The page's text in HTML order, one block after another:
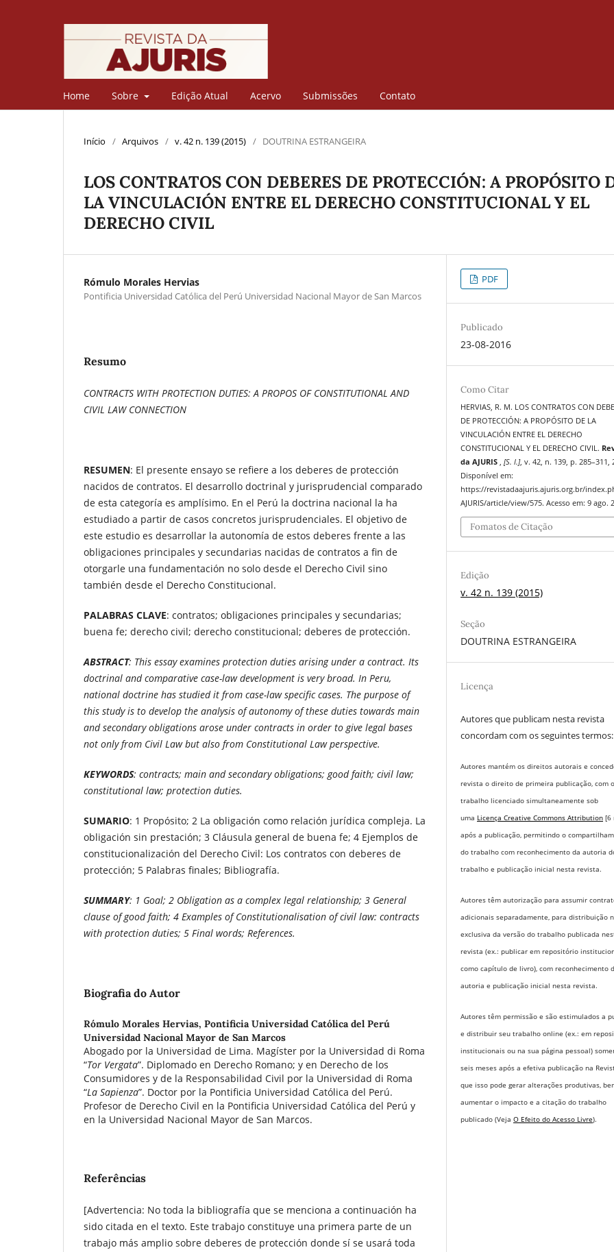
Home Sobre Edição Atual Acervo Submissões Contato
Início / Arquivos / v. 42 n. 139 (2015) / DOUTRINA ESTRANGEIRA
LOS CONTRATOS CON DEBERES DE PROTECCIÓN: A PROPÓSITO
LA VINCULACIÓN ENTRE EL DERECHO CONSTITUCIONAL Y EL
DERECHO CIVIL
Rómulo Morales Hervias
Pontificia Universidad Católica del Perú Universidad Nacional Mayor de San Marcos
Resumo
CONTRACTS WITH PROTECTION DUTIES: A PROPOS OF CONSTITUTIONAL AND
CIVIL LAW CONNECTION
RESUMEN: El presente ensayo se refiere a los deberes de protección
nacidos de contratos. El desarrollo doctrinal y jurisprudencial comparado
de esta categoría es amplísimo. En el Perú la doctrina nacional la ha
estudiado a partir de casos concretos jurisprudenciales. El objetivo de
este estudio es desarrollar la autonomía de estos deberes frente a las
obligaciones principales y secundarias nacidas de contratos a fin de
otorgarle una fundamentación no solo desde el Derecho Civil sino
también desde el Derecho Constitucional.
PALABRAS CLAVE: contratos; obligaciones principales y secundarias;
buena fe; derecho civil; derecho constitucional; deberes de protección.
ABSTRACT: This essay examines protection duties arising under a contract. Its
doctrinal and comparative case-law development is very broad. In Peru,
national doctrine has studied it from case-law specific cases. The purpose of
this study is to develop the analysis of autonomy of these duties towards main
and secondary obligations arose under contracts in order to give legal bases
not only from Civil Law but also from Constitutional Law perspective.
KEYWORDS: contracts; main and secondary obligations; good faith; civil law;
constitutional law; protection duties.
SUMARIO: 1 Propósito; 2 La obligación como relación jurídica compleja. La
obligación sin prestación; 3 Cláusula general de buena fe; 4 Ejemplos de
constitucionalización del Derecho Civil: Los contratos con deberes de
protección; 5 Palabras finales; Bibliografía.
SUMMARY: 1 Goal; 2 Obligation as a complex legal relationship; 3 General
clause of good faith; 4 Examples of Constitutionalisation of civil law: contracts
with protection duties; 5 Final words; References.
Biografia do Autor
Rómulo Morales Hervias, Pontificia Universidad Católica del Perú
Universidad Nacional Mayor de San Marcos
Abogado por la Universidad de Lima. Magíster por la Universidad di Roma
“Tor Vergata”. Diplomado en Derecho Romano; y en Derecho de los
Consumidores y de la Responsabilidad Civil por la Universidad di Roma
“La Sapienza”. Doctor por la Pontificia Universidad Católica del Perú.
Profesor de Derecho Civil en la Pontificia Universidad Católica del Perú y
en la Universidad Nacional Mayor de San Marcos.
Referências
[Advertencia: No toda la bibliografía que se menciona a continuación ha
sido citada en el texto. Este trabajo constituye una primera parte de un
trabajo más amplio sobre deberes de protección donde sí se usará toda
PDF
Publicado
23-08-2016
Como Citar
HERVIAS, R. M. LOS CONTRATOS CON
DE PROTECCIÓN: A PROPÓSITO DE LA
VINCULACIÓN ENTRE EL DERECHO
CONSTITUCIONAL Y EL DERECHO CIVIL.
da AJURIS,[S. l.], v. 42, n. 139, p. 285–311,
Disponível em:
https://revistadaajuris.ajuris.org.br/
AJURIS/article/view/575. Acesso em: 9 ago.
Fomatos de Citação
Edição
v. 42 n. 139 (2015)
Seção
DOUTRINA ESTRANGEIRA
Licença
Autores que publicam nesta revista
concordam com os seguintes termos:
Autores mantém os direitos autorais e
revista o direito de primeira publicação, com o
trabalho licenciado simultaneamente sob
uma Licença Creative Commons Attribution [6
após a publicação, permitindo o
do trabalho com reconhecimento da autoria
trabalho e publicação inicial nesta revista.
Autores têm autorização para assumir
adicionais separadamente, para distribuição
exclusiva da versão do trabalho publicada
revista (ex.: publicar em repositório
como capítulo de livro), com reconhecimento
autoria e publicação inicial nesta revista.
Autores têm permissão e são estimulados a
e distribuir seu trabalho online (ex.: em
institucionais ou na sua página pessoal)
seis meses após a efetiva publicação na
que isso pode gerar alterações produtivas,
aumentar o impacto e a citação do trabalho
publicado (VejaO Efeito do Acesso Livre).